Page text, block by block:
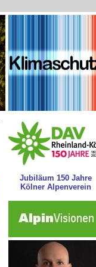
Jubiläum 150 Jahre
Kölner Alpenverein